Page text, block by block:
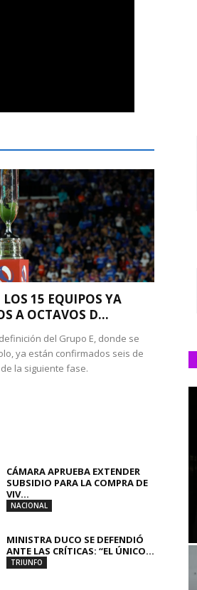
15 EQUIPOS YA
A OCTAVOS D...
del Grupo E, donde se
ya están confirmados seis de
la siguiente fase.
CÁMARA APRUEBA EXTENDER
SUBSIDIO PARA LA COMPRA DE
VIV...
NACIONAL
MINISTRA DUCO SE DEFENDIÓ
ANTE LAS CRÍTICAS: “EL ÚNICO...
TRIUNFO